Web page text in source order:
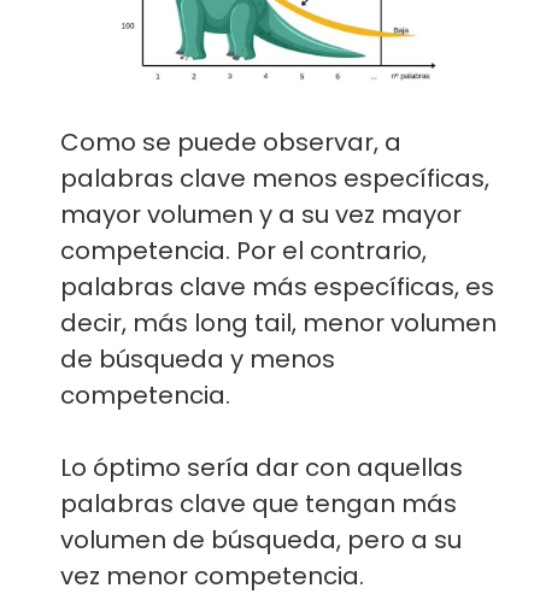
Como se puede observar, a
palabras clave menos específicas,
mayor volumen y a su vez mayor
competencia. Por el contrario,
palabras clave más específicas, es
decir, más long tail, menor volumen
de búsqueda y menos
competencia.
Lo óptimo sería dar con aquellas
palabras clave que tengan más
volumen de búsqueda, pero a su
vez menor competencia.